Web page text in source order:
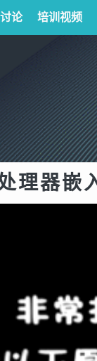
论 培训视频
理器嵌